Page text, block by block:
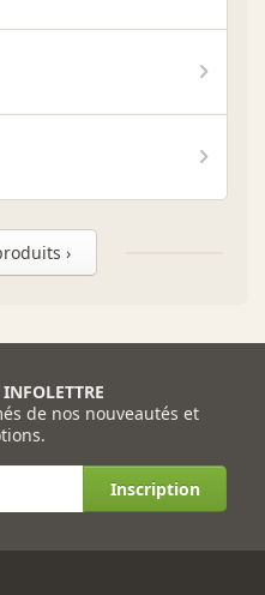
›
de nos nouveautés et
Inscription